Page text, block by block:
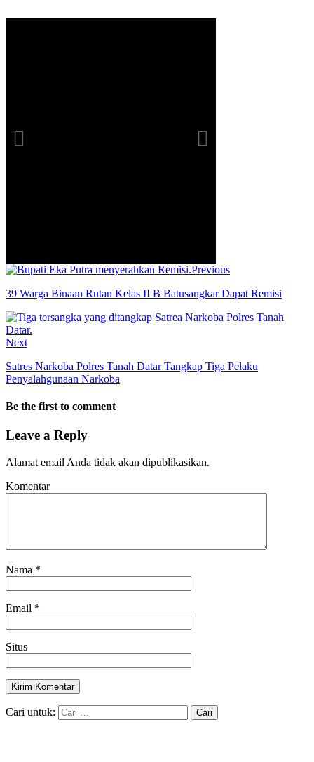
Previous
39 Warga Binaan Rutan Kelas II B Batusangkar Dapat Remisi
Next
Satres Narkoba Polres Tanah Datar Tangkap Tiga Pelaku
Penyalahgunaan Narkoba
Be the first to comment
Leave a Reply
Alamat email Anda tidak akan dipublikasikan.
Komentar
Nama *
Email *
Situs
Cari untuk: